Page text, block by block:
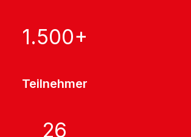
1.500+
Teilnehmer
26